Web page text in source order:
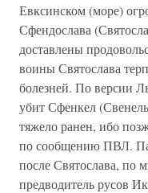
Евксинском (море)
Сфендослава
доставлены
воины Святослава
болезней. По версии
убит Сфенкел
тяжело ранен, ибо
по сообщению ПВЛ.
после Святослава, по
предводитель русов